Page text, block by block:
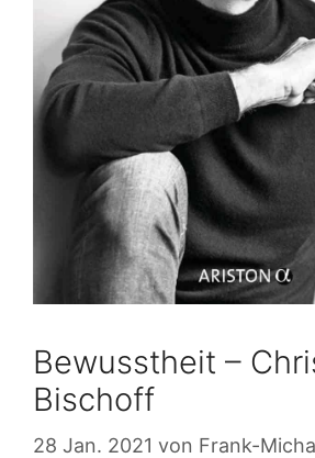
Bewusstheit –
Bischoff
28 Jan. 2021 von Frank-